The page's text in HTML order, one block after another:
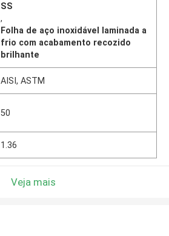
SS
,
Folha de aço inoxidável laminada a
frio com acabamento recozido
brilhante
AISI, ASTM
50
1.36
Veja mais